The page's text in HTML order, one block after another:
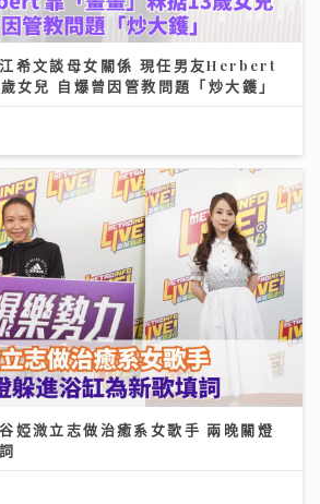
希文談母女關係 現任男友Herbert
女兒 自爆曾因管教問題「炒大鑊」
婭溦立志做治癒系女歌手 兩晚關燈